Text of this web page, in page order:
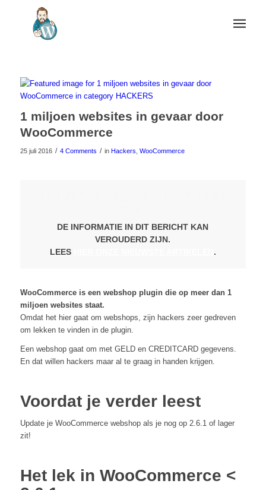
1 miljoen websites in gevaar door
WooCommerce
25 juli 2016 / 4 Comments / in Hackers WooCommerce
DE INFORMATIE IN DIT BERICHT KAN
VEROUDERD ZIJN.
LEES
.
WooCommerce is een webshop plugin die op meer dan 1
miljoen websites staat.
Omdat het hier gaat om webshops, zijn hackers zeer gedreven
om lekken te vinden in de plugin.
Een webshop gaat om met GELD en CREDITCARD gegevens.
En dat willen hackers maar al te graag in handen krijgen.
Voordat je verder leest
Update je WooCommerce webshop als je nog op 2.6.1 of lager
zit!
Het lek in WooCommerce <